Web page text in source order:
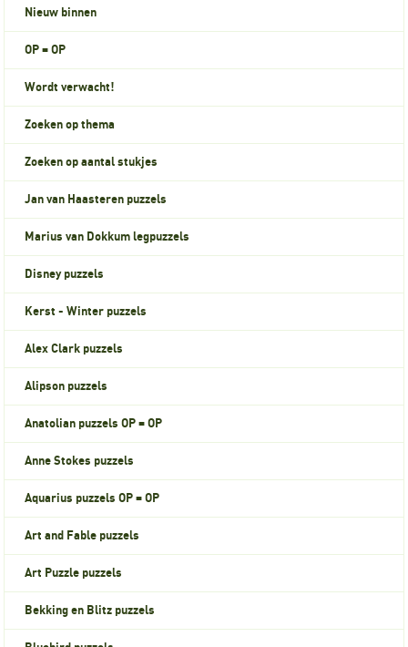
Nieuw binnen
OP = OP
Wordt verwacht!
Zoeken op thema
Zoeken op aantal stukjes
Jan van Haasteren puzzels
Marius van Dokkum legpuzzels
Disney puzzels
Kerst - Winter puzzels
Alex Clark puzzels
Alipson puzzels
Anatolian puzzels OP = OP
Anne Stokes puzzels
Aquarius puzzels OP = OP
Art and Fable puzzels
Art Puzzle puzzels
Bekking en Blitz puzzels